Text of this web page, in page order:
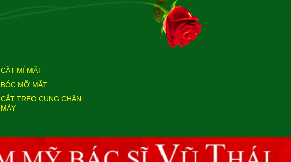
CẮT MÍ MẮT
BÓC MỠ MẮT
CẮT TREO CUNG CHÂN
MÀY